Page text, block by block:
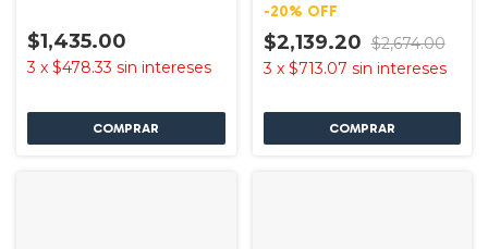
$1,435.00
3 x $478.33 sin intereses
-20% OFF
$2,139.20 $2,674.00
3 x $713.07 sin intereses